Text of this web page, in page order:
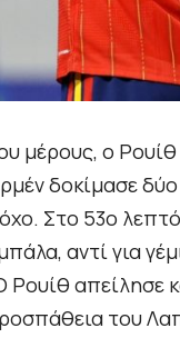
μέρους, ο
δοκίμασε
Στο 53ο
αντί για
απείλησε
του